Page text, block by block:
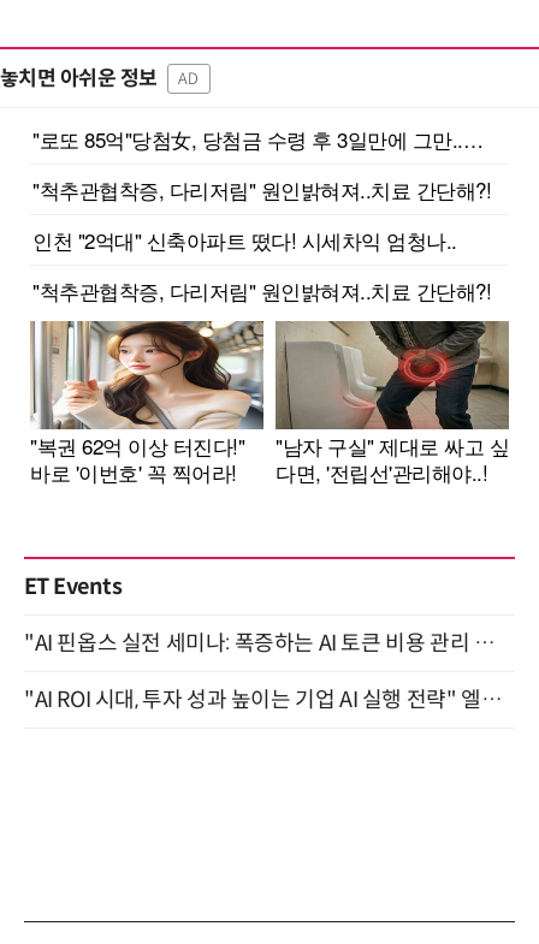
놓치면 아쉬운 정보 AD
ET Events
"AI 핀옵스 실전 세미나: 폭증하는 AI 토큰 비용 관리 전략" 8월 21일 개최
"AI ROI 시대, 투자 성과 높이는 기업 AI 실행 전략" 엘타워 6층 (9월 18일)